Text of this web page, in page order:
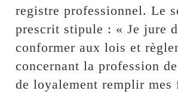
registre professionnel. Le
prescrit stipule : « Je jure
conformer aux lois et
concernant la profession
de loyalement remplir mes